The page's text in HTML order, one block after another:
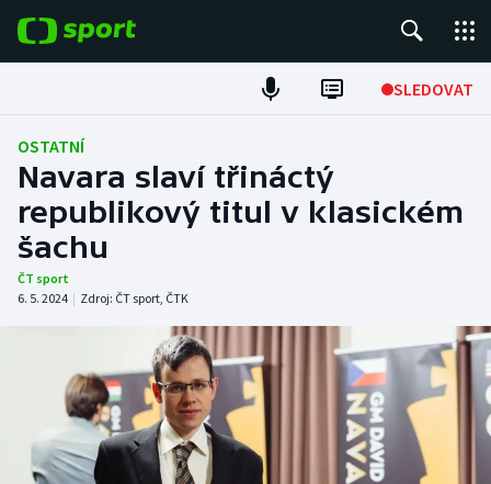
SLEDOVAT
Fotbal
Hokej
Tenis
Atletika
DALŠÍ SPORTY
Americký fotbal
NEPŘEHLÉDNĚTE
OSTATNÍ
Navara slaví třináctý
republikový titul v klasickém
šachu
ČT sport
6. 5. 2024 | Zdroj: ČT sport, ČTK